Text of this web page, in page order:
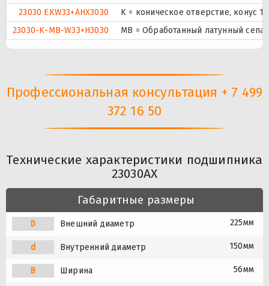
23030 EKW33+AHX3030
K = коническое отверстие, конус
23030-K-MB-W33+H3030
MB = Обработанный латунный
Профессиональная консультация + 7 499
372 16 50
Технические характеристики подшипника
23030AX
Габаритные размеры
D Внешний диаметр 225мм
d Внутренний диаметр 150мм
B Ширина 56мм